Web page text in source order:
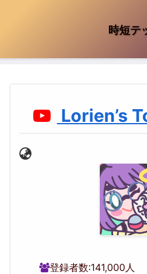
時短テ
Lorien’s
登録者数:141,000人